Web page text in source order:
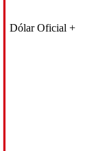
Dólar Oficial +